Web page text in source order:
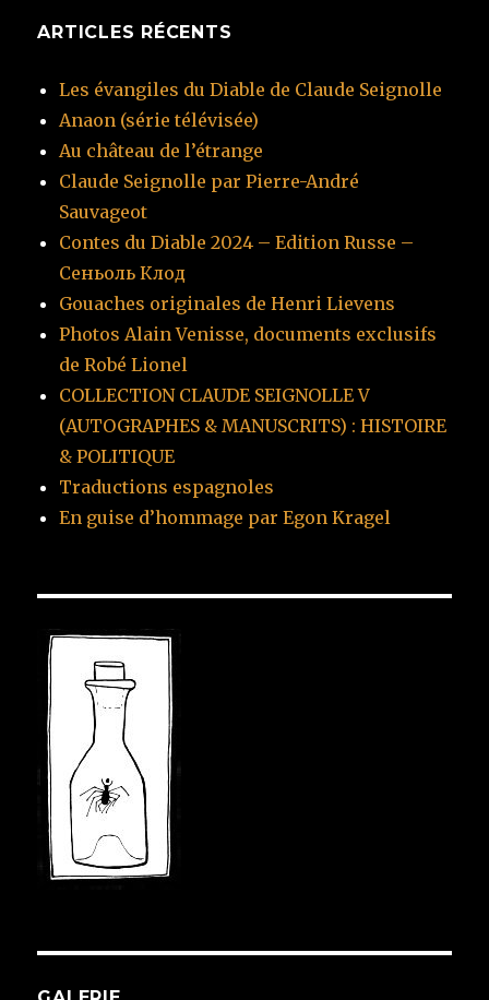
ARTICLES RÉCENTS
Les évangiles du Diable de Claude Seignolle
Anaon (série télévisée)
Au château de l’étrange
Claude Seignolle par Pierre-André
Sauvageot
Contes du Diable 2024 – Edition Russe –
Сеньоль Клод
Gouaches originales de Henri Lievens
Photos Alain Venisse, documents exclusifs
de Robé Lionel
COLLECTION CLAUDE SEIGNOLLE V
(AUTOGRAPHES & MANUSCRITS) : HISTOIRE
& POLITIQUE
Traductions espagnoles
En guise d’hommage par Egon Kragel